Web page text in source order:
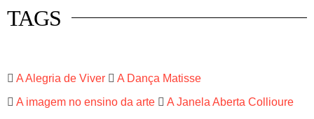
TAGS
A Alegria de Viver
A Dança Matisse
A imagem no ensino da arte
A Janela Aberta Collioure